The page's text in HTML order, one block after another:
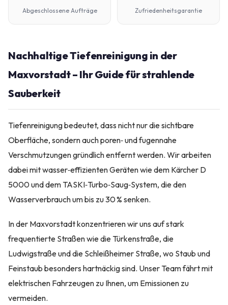
Abgeschlossene Aufträge Zufriedenheitsgarantie
Nachhaltige Tiefenreinigung in der
Maxvorstadt – Ihr Guide für strahlende
Sauberkeit
Tiefenreinigung bedeutet, dass nicht nur die sichtbare
Oberfläche, sondern auch poren‑ und fugennahe
Verschmutzungen gründlich entfernt werden. Wir arbeiten
dabei mit wasser‑effizienten Geräten wie dem Kärcher D
5000 und dem TASKI‑Turbo‑Saug‑System, die den
Wasserverbrauch um bis zu 30 % senken.
In der Maxvorstadt konzentrieren wir uns auf stark
frequentierte Straßen wie die Türkenstraße, die
Ludwigstraße und die Schleißheimer Straße, wo Staub und
Feinstaub besonders hartnäckig sind. Unser Team fährt mit
elektrischen Fahrzeugen zu Ihnen, um Emissionen zu
vermeiden.